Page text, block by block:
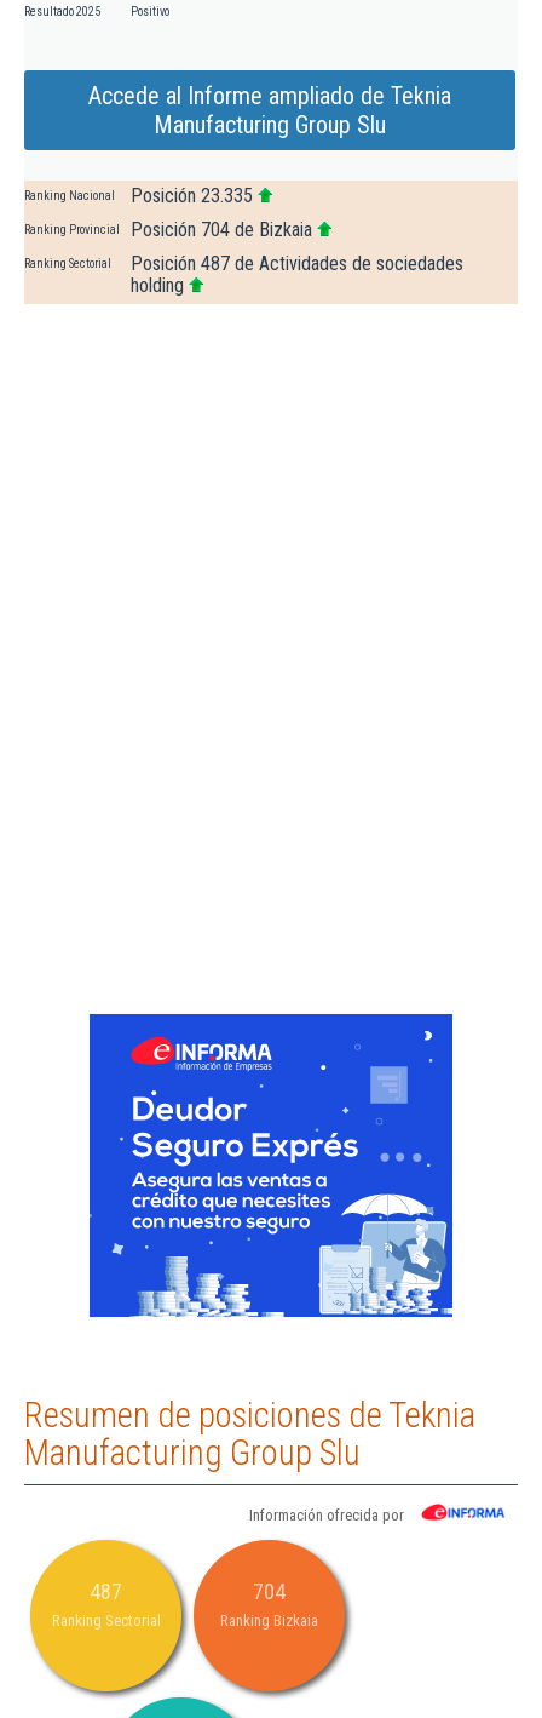
Resultado 2025 Positivo
Accede al Informe ampliado de Teknia
Manufacturing Group Slu
Ranking Nacional Posición 23.335
Ranking Provincial Posición 704 de Bizkaia
Ranking Sectorial
Posición 487 de Actividades de sociedades
holding
Resumen de posiciones de Teknia
Manufacturing Group Slu
Información ofrecida por
487
Ranking Sectorial
704
Ranking Bizkaia